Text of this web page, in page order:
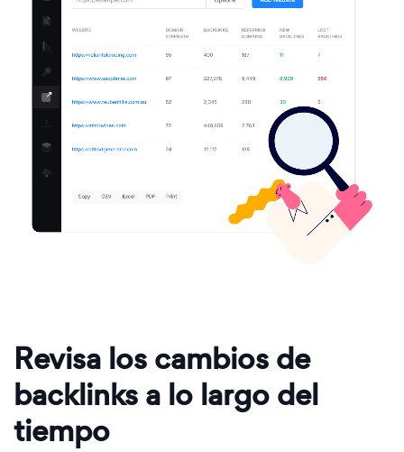
Revisa los cambios de
backlinks a lo largo del
tiempo